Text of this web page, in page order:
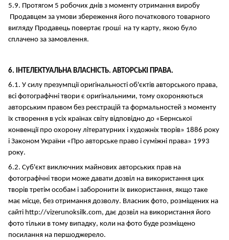
5.9. Протягом 5 робочих днів з моменту отримання виробу
Продавцем за умови збереження його початкового товарного
вигляду Продавець повертає гроші на ту карту, якою було
сплачено за замовлення.
6. ІНТЕЛЕКТУАЛЬНА ВЛАСНІСТЬ. АВТОРСЬКІ ПРАВА.
6.1. У силу презумпції оригінальності об'єктів авторського права,
всі фотографічні твори є оригінальними, тому охороняються
авторським правом без реєстрацій та формальностей з моменту
їх створення в усіх країнах світу відповідно до «Бернської
конвенції про охорону літературних і художніх творів» 1886 року
і Законом України «Про авторське право і суміжні права» 1993
року.
6.2. Суб'єкт виключних майнових авторських прав на
фотографічні твори може давати дозвіл на використання цих
творів третім особам і заборонити їх використання, якщо таке
має місце, без отримання дозволу. Власник фото, розміщених на
сайті http://vizerunoksilk.com, дає дозвіл на використання його
фото тільки в тому випадку, коли на фото буде розміщено
посилання на першоджерело.